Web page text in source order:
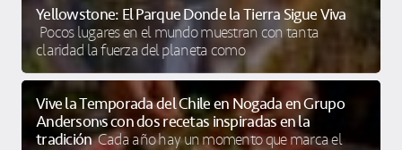
Yellowstone: El Parque Donde la Tierra Sigue Viva
Pocos lugares en el mundo muestran con tanta
claridad la fuerza del planeta como
Vive la Temporada del Chile en Nogada en Grupo
Anderson’s con dos recetas inspiradas en la
tradición Cada año hay un momento que marca el